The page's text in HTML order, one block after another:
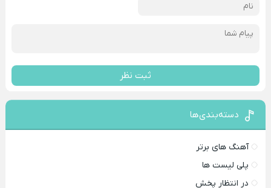
ثبت نظر
دسته‌بندی‌ها
آهنگ های برتر
پلی لیست ها
در انتظار پخش